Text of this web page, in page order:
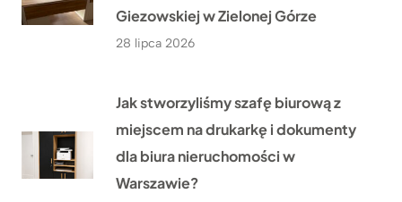
Giezowskiej w Zielonej Górze
28 lipca 2026
Jak stworzyliśmy szafę biurową z
miejscem na drukarkę i dokumenty
dla biura nieruchomości w
Warszawie?